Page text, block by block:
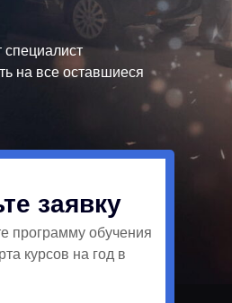
заявку
программу обучения
курсов на год в
специалист
на все оставшиеся